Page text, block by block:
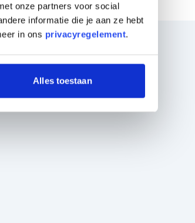
onze partners voor social
informatie die je aan ze hebt
in ons privacyregelement.
Alles toestaan